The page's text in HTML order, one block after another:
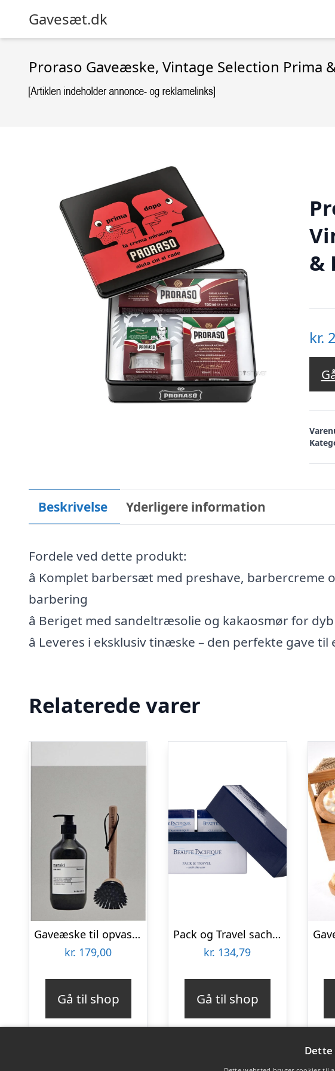
Gavesæt.dk
Proraso Gaveæske, Vintage Selection Prima
&
kr.
Beskrivelse Yderligere information
Fordele ved dette produkt:
â Komplet barbersæt med preshave,
barbering
â Beriget med sandeltræsolie og kakaosmør for
â Leveres i eksklusiv tinæske – den perfekte gave til
Relaterede varer
Gaveæske til opvask Meraki Forest Garden – inkl. opvaskemiddel og ergonomisk opvaskebørste, sort/brun/grå, kompakt design
kr. 179,00
Gå til shop
Pack og Travel sachetter Beauté Pacifique renseskum,øjencreme,dagcreme,body
kr. 134,79
Gå til shop